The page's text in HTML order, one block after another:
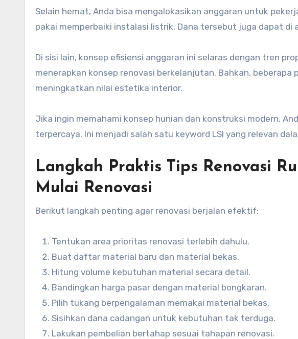
Selain hemat, Anda bisa mengalokasikan anggaran untuk
pakai memperbaiki instalasi listrik. Dana tersebut juga dapat di
Di sisi lain, konsep efisiensi anggaran ini selaras dengan tren
menerapkan konsep renovasi berkelanjutan. Bahkan,
meningkatkan nilai estetika interior.
Jika ingin memahami konsep hunian dan konstruksi modern,
terpercaya. Ini menjadi salah satu keyword LSI yang relevan
Langkah Praktis Tips Renovasi
Mulai Renovasi
Berikut langkah penting agar renovasi berjalan efektif:
Tentukan area prioritas renovasi terlebih dahulu.
Buat daftar material baru dan material bekas.
Hitung volume kebutuhan material secara detail.
Bandingkan harga pasar dengan material bongkaran.
Pilih tukang berpengalaman memakai material bekas.
Sisihkan dana cadangan untuk kebutuhan tak terduga.
Lakukan pembelian bertahap sesuai tahapan renovasi.